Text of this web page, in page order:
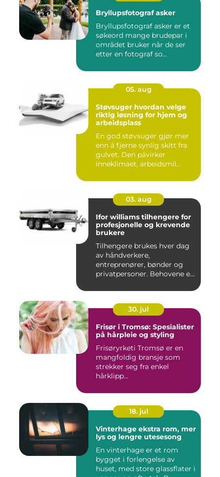
Bryllupsfotograf asker
Bryllupsfotograf asker er et
søkeord mange brudepar i
området bruker når de ser
etter en fotograf so...
05. aug
Støvsuger hvordan velge
riktig løsning for hjem og
arbeidsplass
En god støvsuger gjør mer
enn å fjerne synlig skitt fra
gulvet. Den påvirker
inneklimaet, arbeidsmil...
03. aug
Ifor williams tilhengere for
profesjonelle og krevende
brukere
Tilhengere brukes hver dag
av håndverkere,
entreprenører, bønder og
privatpersoner. Behovene er
30. jul
Frisør i Tromsø: Spesialister
på hårpleie og styling
Frisøryrketi Tromsø er en
mangfoldig bransje som
strekker seg fra enkel
hårklipp...
18. jul
Vinterhage ekstra rom, mer
lys og lengre utesesong
En vinterhage er et rom
bygget i forlengelse av
huset, med store glassflater i